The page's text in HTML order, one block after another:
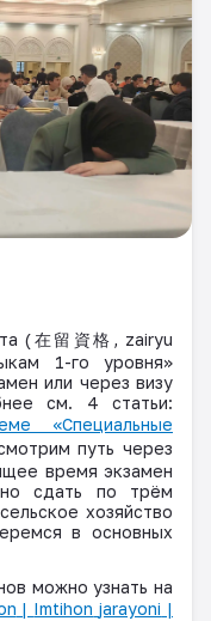
(在留資格 , zairyu
1-го уровня»
или через визу
см. 4 статьи:
«Специальные
путь через
время экзамен
сдать по трём
хозяйство
в основных
можно узнать на
| Imtihon jarayoni |